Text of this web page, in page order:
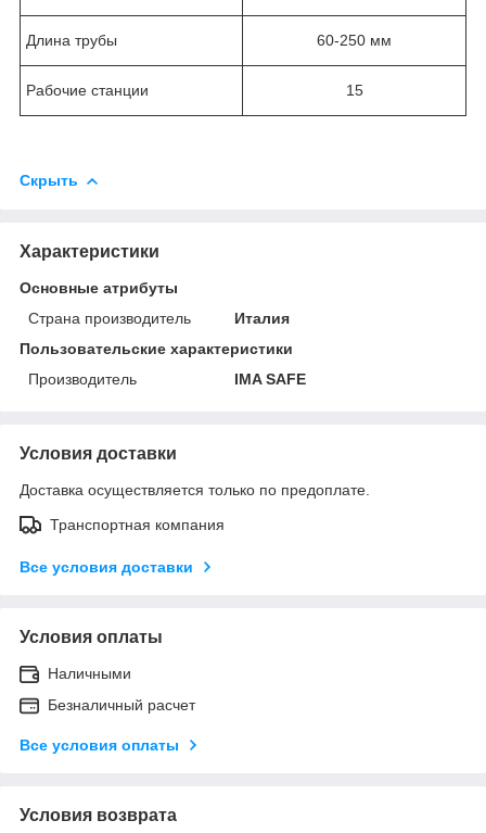
Длина трубы 60-250 мм
Рабочие станции 15
Скрыть
Характеристики
Основные атрибуты
Страна производитель
Италия
Пользовательские характеристики
Производитель
IMA SAFE
Условия доставки
Доставка осуществляется только по предоплате.
Транспортная компания
Все условия доставки
Условия оплаты
Наличными
Безналичный расчет
Все условия оплаты
Условия возврата